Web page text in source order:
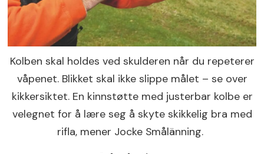
Kolben skal holdes ved skulderen når du repeterer
våpenet. Blikket skal ikke slippe målet – se over
kikkersiktet. En kinnstøtte med justerbar kolbe er
velegnet for å lære seg å skyte skikkelig bra med
rifla, mener Jocke Smålänning.